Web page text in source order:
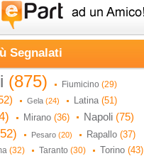
Segnalati
(875) Fiumicino (29)
Gela (24) Latina (51)
Mirano (36) Napoli (75)
Pesaro (20) Rapallo (37)
(32) Taranto (30) Torino (43)